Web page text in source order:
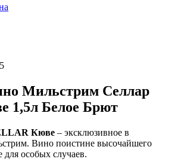
Мильстрим Селлар
1,5л Белое Брют
Кюве – эксклюзивное в
Вино поистине высочайшего
для особых случаев.